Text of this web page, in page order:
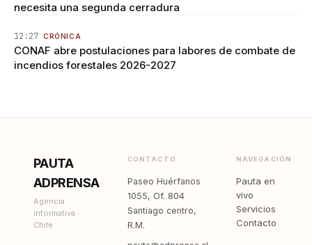
necesita una segunda cerradura
12:27 CRÓNICA
CONAF abre postulaciones para labores de combate de
incendios forestales 2026-2027
PAUTA
ADPRENSA
Agencia
informativa ·
Chile
CONTACTO
Paseo Huérfanos
1055, Of. 804
Santiago centro,
R.M.
NAVEGACIÓN
Pauta en
vivo
Servicios
Contacto